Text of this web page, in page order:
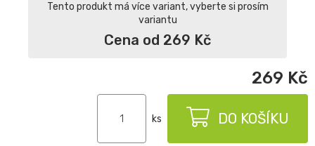
Tento produkt má více variant, vyberte si prosím
variantu
Cena od 269 Kč
269 Kč
ks DO KOŠÍKU